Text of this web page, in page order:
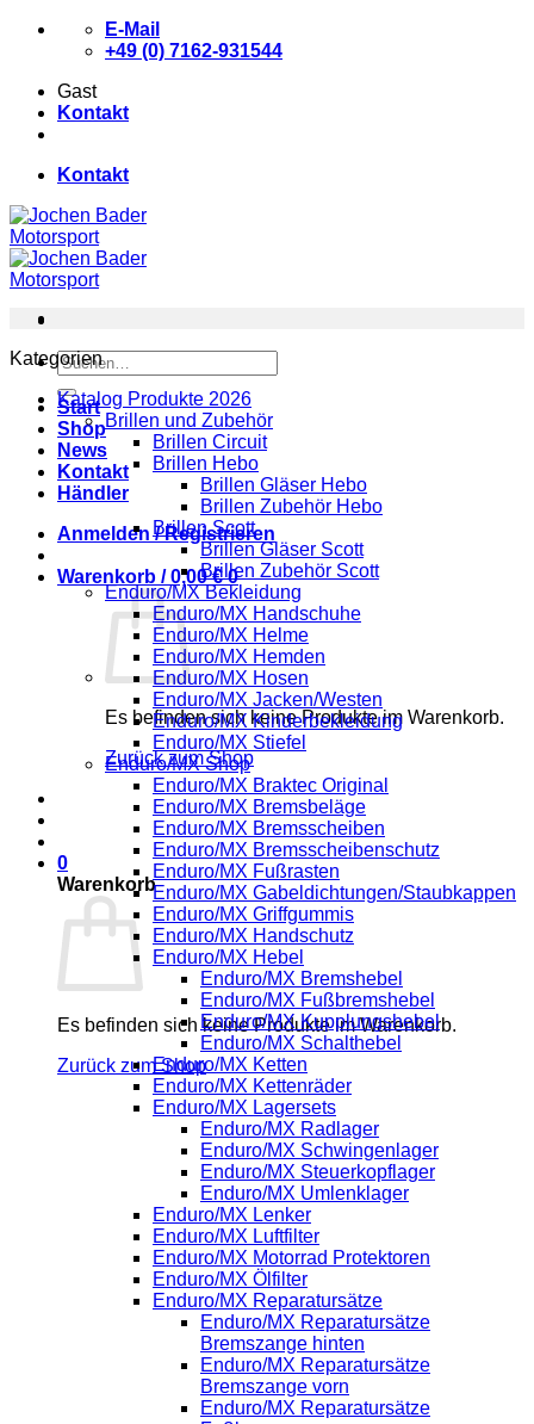
Zum
E-Mail
+49 (0) 7162-931544
Gast
Kontakt
Kontakt
Suchen
nach:
Start
Shop
News
Kontakt
Händler
Anmelden / Registrieren
Warenkorb /0,00€ 0
Es befinden sich keine Produkte im Warenkorb.
Zurück zum Shop
0
Warenkorb
Es befinden sich keine Produkte im Warenkorb.
Zurück zum Shop
Kategorien
Katalog Produkte 2026
Brillen und Zubehör
Brillen Circuit
Brillen Hebo
Brillen Gläser Hebo
Brillen Zubehör Hebo
Brillen Scott
Brillen Gläser Scott
Brillen Zubehör Scott
Enduro/MX Bekleidung
Enduro/MX Handschuhe
Enduro/MX Helme
Enduro/MX Hemden
Enduro/MX Hosen
Enduro/MX Jacken/Westen
Enduro/MX Kinderbekleidung
Enduro/MX Stiefel
Enduro/MX Shop
Enduro/MX Braktec Original
Enduro/MX Bremsbeläge
Enduro/MX Bremsscheiben
Enduro/MX Bremsscheibenschutz
Enduro/MX Fußrasten
Enduro/MX Gabeldichtungen/Staubkappen
Enduro/MX Griffgummis
Enduro/MX Handschutz
Enduro/MX Hebel
Enduro/MX Bremshebel
Enduro/MX Fußbremshebel
Enduro/MX Kupplungshebel
Enduro/MX Schalthebel
Enduro/MX Ketten
Enduro/MX Kettenräder
Enduro/MX Lagersets
Enduro/MX Radlager
Enduro/MX Schwingenlager
Enduro/MX Steuerkopflager
Enduro/MX Umlenklager
Enduro/MX Lenker
Enduro/MX Luftfilter
Enduro/MX Motorrad Protektoren
Enduro/MX Ölfilter
Enduro/MX Reparatursätze
Enduro/MX Reparatursätze
Bremszange hinten
Enduro/MX Reparatursätze
Bremszange vorn
Enduro/MX Reparatursätze